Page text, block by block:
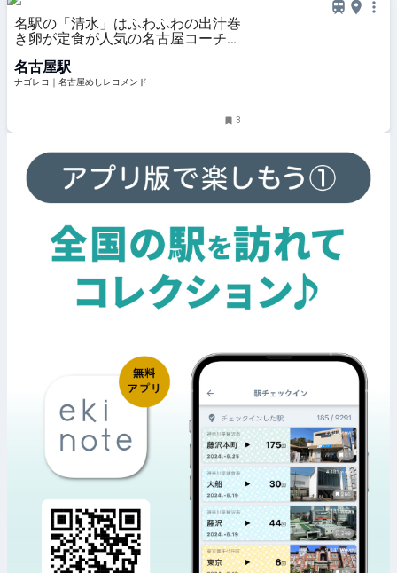
名駅の「清水」はふわふわの出汁巻
き卵が定食が人気の名古屋コーチン
名古屋駅
ナゴレコ｜名古屋めしレコメンド
3